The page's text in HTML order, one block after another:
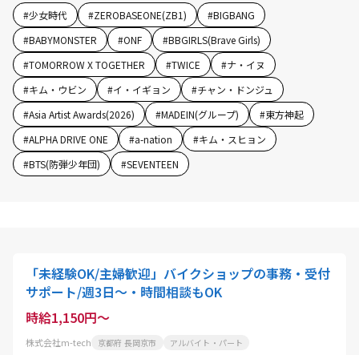
#少女時代 #ZEROBASEONE(ZB1) #BIGBANG
#BABYMONSTER #ONF #BBGIRLS(Brave Girls)
#TOMORROW X TOGETHER #TWICE #ナ・イヌ
#キム・ウビン #イ・イギョン #チャン・ドンジュ
#Asia Artist Awards(2026) #MADEIN(グループ) #東方神起
#ALPHA DRIVE ONE #a-nation #キム・スヒョン
#BTS(防弾少年団) #SEVENTEEN
「未経験OK/主婦歓迎」バイクショップの事務・受付
サポート/週3日～・時間相談もOK
時給1,150円～
株式会社m-tech 京都府 長岡京市 アルバイト・パート